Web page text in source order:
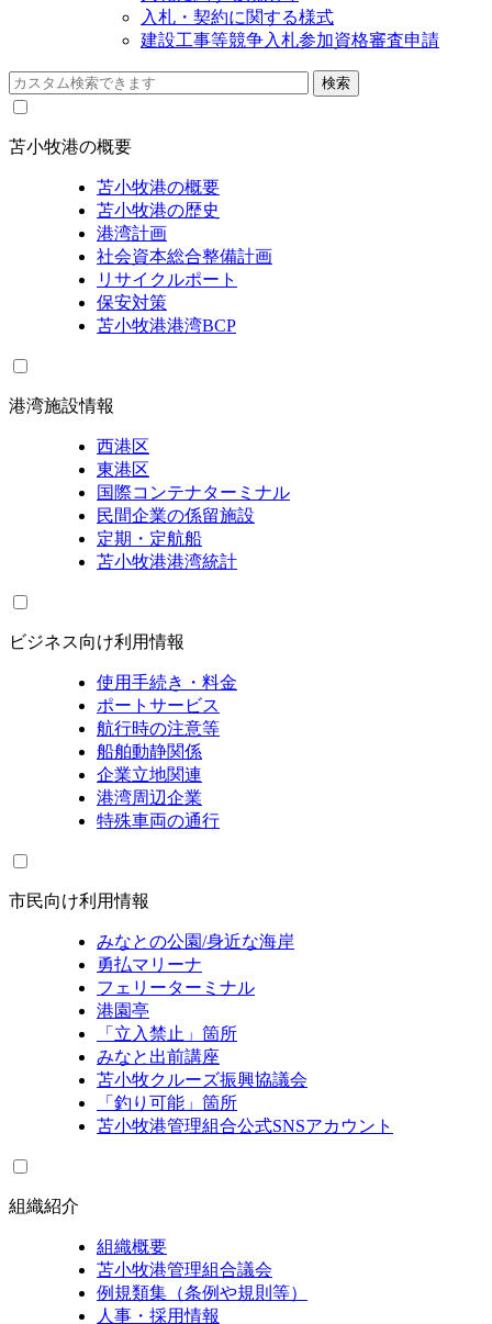
入札・契約に関する様式
建設工事等競争入札参加資格審査申請
苫小牧港の概要
苫小牧港の概要
苫小牧港の歴史
港湾計画
社会資本総合整備計画
リサイクルポート
保安対策
苫小牧港港湾BCP
港湾施設情報
西港区
東港区
国際コンテナターミナル
民間企業の係留施設
定期・定航船
苫小牧港港湾統計
ビジネス向け利用情報
使用手続き・料金
ポートサービス
航行時の注意等
船舶動静関係
企業立地関連
港湾周辺企業
特殊車両の通行
市民向け利用情報
みなとの公園/身近な海岸
勇払マリーナ
フェリーターミナル
港園亭
「立入禁止」箇所
みなと出前講座
苫小牧クルーズ振興協議会
「釣り可能」箇所
苫小牧港管理組合公式SNSアカウント
組織紹介
組織概要
苫小牧港管理組合議会
例規類集（条例や規則等）
人事・採用情報